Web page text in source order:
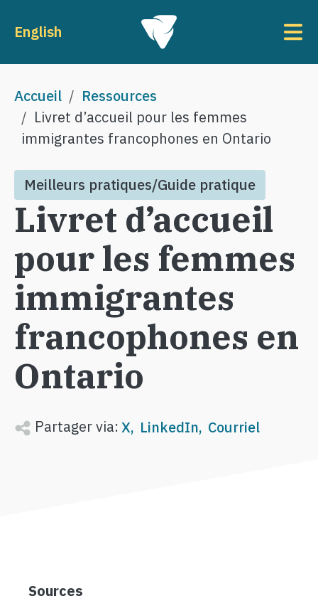
English
Fil d'Ariane
Accueil
Ressources
Livret d’accueil pour les femmes
immigrantes francophones en Ontario
Meilleurs pratiques/Guide pratique
Livret d’accueil
pour les femmes
immigrantes
francophones en
Ontario
Partager via:X LinkedIn Courriel
Sources